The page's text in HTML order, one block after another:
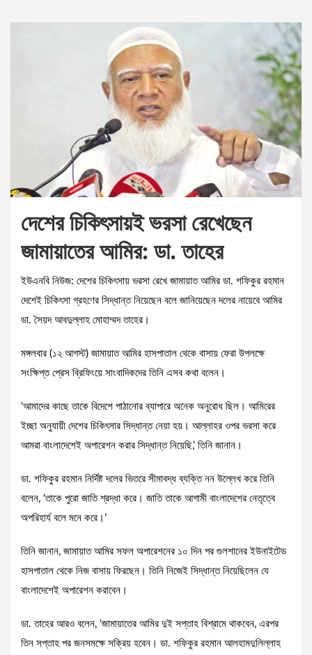
দেশের চিকিৎসায়ই ভরসা রেখেছেন
জামায়াতের আমির: ডা. তাহের
ইউএনবি নিউজ: দেশের চিকিৎসায় ভরসা রেখে জামায়াত আমির ডা. শফিকুর রহমান
দেশেই চিকিৎসা গ্রহণের সিদ্ধান্ত নিয়েছেন বলে জানিয়েছেন দলের নায়েবে আমির
ডা. সৈয়দ আবদুল্লাহ মোহাম্মদ তাহের।
মঙ্গলবার (১২ আগস্ট) জামায়াত আমির হাসপাতাল থেকে বাসায় ফেরা উপলক্ষে
সংক্ষিপ্ত প্রেস ব্রিফিংয়ে সাংবাদিকদের তিনি এসব কথা বলেন।
‘আমাদের কাছে তাকে বিদেশে পাঠানোর ব্যাপারে অনেক অনুরোধ ছিল। আমিরের
ইচ্ছা অনুযায়ী দেশের চিকিৎসার সিদ্ধান্ত নেয়া হয়। আল্লাহর ওপর ভরসা করে
আমরা বাংলাদেশেই অপারেশন করার সিদ্ধান্ত নিয়েছি,’ তিনি জানান।
ডা. শফিকুর রহমান নির্দিষ্ট দলের ভিতরে সীমাবদ্ধ ব্যক্তি নন উল্লেখ করে তিনি
বলেন, ‘তাকে পুরো জাতি শ্রদ্ধা করে। জাতি তাকে আগামী বাংলাদেশের নেতৃত্বে
অপরিহার্য বলে মনে করে।’
তিনি জানান, জামায়াত আমির সফল অপারেশনের ১০ দিন পর গুলশানের ইউনাইটেড
হাসপাতাল থেকে নিজ বাসায় ফিরছেন। তিনি নিজেই সিদ্ধান্ত নিয়েছিলেন যে
বাংলাদেশেই অপারেশন করাবেন।
ডা. তাহের আরও বলেন, ‘জামায়াতের আমির দুই সপ্তাহ বিশ্রামে থাকবেন, এরপর
তিন সপ্তাহ পর জনসমক্ষে সক্রিয় হবেন। ডা. শফিকুর রহমান আলহামদুলিল্লাহ